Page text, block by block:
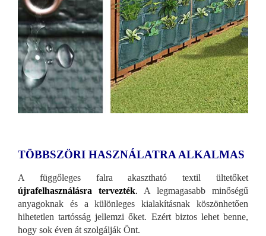
TÖBBSZÖRI HASZNÁLATRA ALKALMAS
A függőleges falra akasztható textil ültetőket
újrafelhasználásra tervezték. A legmagasabb minőségű
anyagoknak és a különleges kialakításnak köszönhetően
hihetetlen tartósság jellemzi őket. Ezért biztos lehet benne,
hogy sok éven át szolgálják Önt.